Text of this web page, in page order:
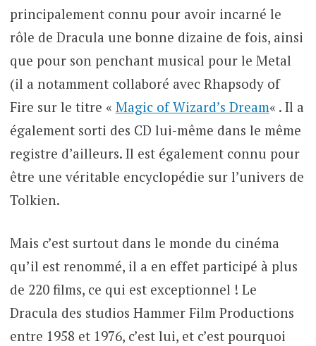
principalement connu pour avoir incarné le
rôle de Dracula une bonne dizaine de fois, ainsi
que pour son penchant musical pour le Metal
(il a notamment collaboré avec Rhapsody of
Fire sur le titre « Magic of Wizard’s Dream« . Il a
également sorti des CD lui-même dans le même
registre d’ailleurs. Il est également connu pour
être une véritable encyclopédie sur l’univers de
Tolkien.
Mais c’est surtout dans le monde du cinéma
qu’il est renommé, il a en effet participé à plus
de 220 films, ce qui est exceptionnel ! Le
Dracula des studios Hammer Film Productions
entre 1958 et 1976, c’est lui, et c’est pourquoi